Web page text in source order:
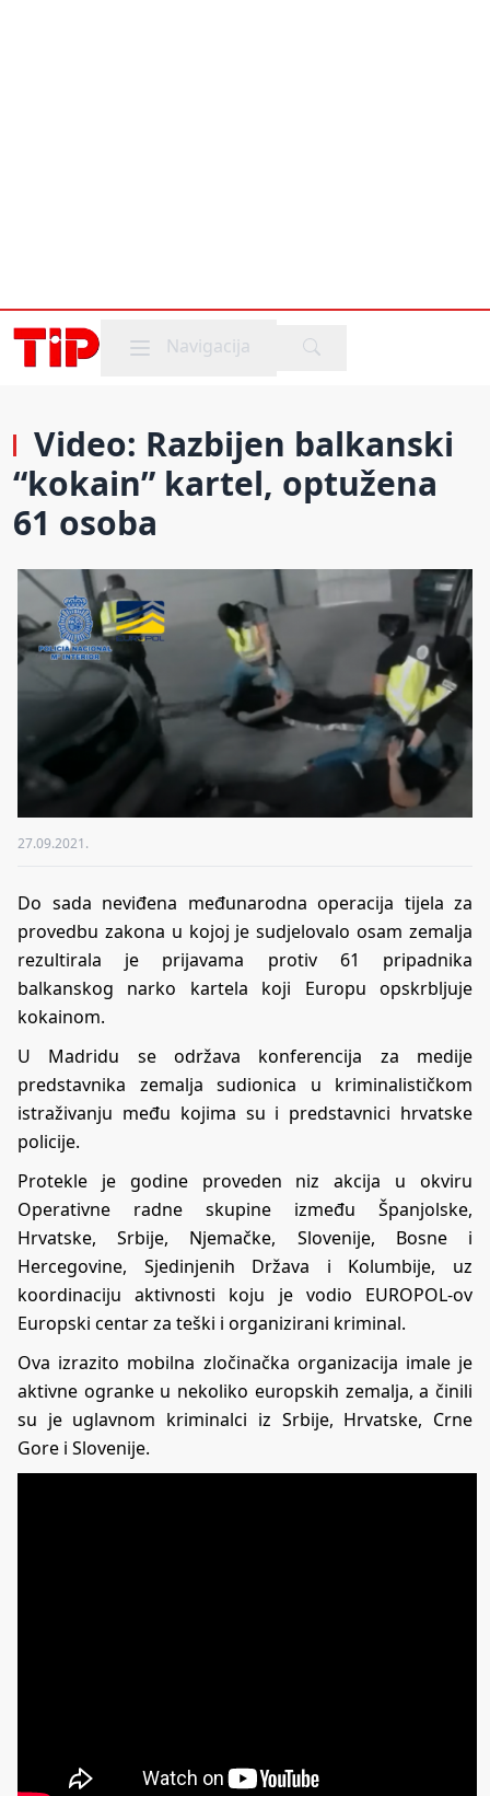
Mobile menu
Navigacija
Video: Razbijen balkanski
“kokain” kartel, optužena
61 osoba
27.09.2021.
Do sada neviđena međunarodna operacija tijela za
provedbu zakona u kojoj je sudjelovalo osam zemalja
rezultirala je prijavama protiv 61 pripadnika
balkanskog narko kartela koji Europu opskrbljuje
kokainom.
U Madridu se održava konferencija za medije
predstavnika zemalja sudionica u kriminalističkom
istraživanju među kojima su i predstavnici hrvatske
policije.
Protekle je godine proveden niz akcija u okviru
Operativne radne skupine između Španjolske,
Hrvatske, Srbije, Njemačke, Slovenije, Bosne i
Hercegovine, Sjedinjenih Država i Kolumbije, uz
koordinaciju aktivnosti koju je vodio EUROPOL-ov
Europski centar za teški i organizirani kriminal.
Ova izrazito mobilna zločinačka organizacija imale je
aktivne ogranke u nekoliko europskih zemalja, a činili
su je uglavnom kriminalci iz Srbije, Hrvatske, Crne
Gore i Slovenije.